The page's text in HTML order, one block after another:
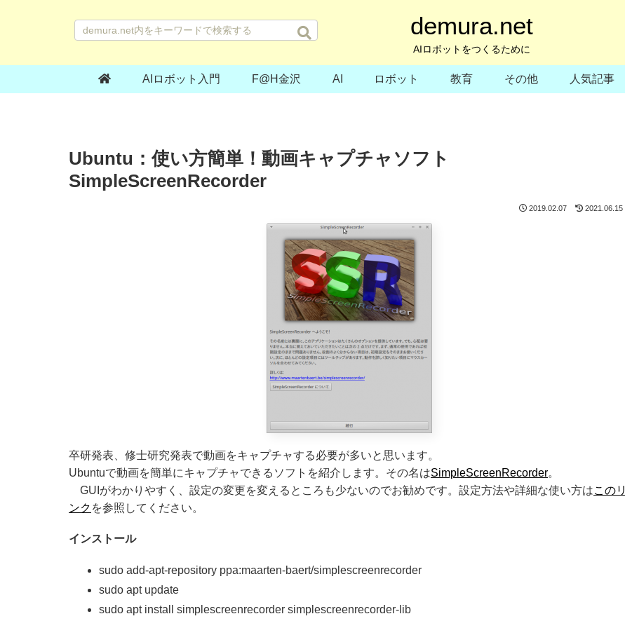
demura.net
AIロボットをつくるために
AIロボット入門 F@H金沢 AI ロボット 教育 その他 人気記事
Ubuntu：使い方簡単！動画キャプチャソフト
SimpleScreenRecorder
2019.02.07 2021.06.15
卒研発表、修士研究発表で動画をキャプチャする必要が多いと思います。
Ubuntuで動画を簡単にキャプチャできるソフトを紹介します。その名はSimpleScreenRecorder。
GUIがわかりやすく、設定の変更を変えるところも少ないのでお勧めです。設定方法や詳細な使い方はこのリ
ンク を参照してください。
インストール
sudo add-apt-repository ppa:maarten-baert/simplescreenrecorder
sudo apt update
sudo apt install simplescreenrecorder simplescreenrecorder-lib